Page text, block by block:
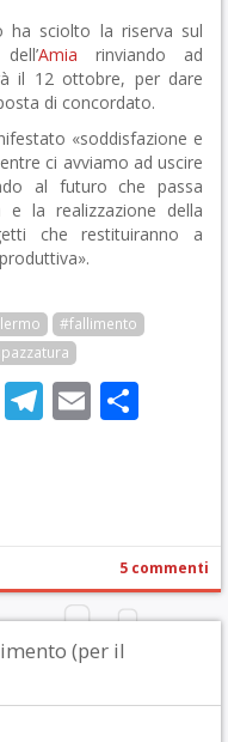
ha sciolto la riserva sul
Amia rinviando ad
il 12 ottobre, per dare
di concordato.
«soddisfazione e
ci avviamo ad uscire
al futuro che passa
e la realizzazione della
che restituiranno a
#fallimento
WhatsApp
Telegram
Email
5 commenti
(per il